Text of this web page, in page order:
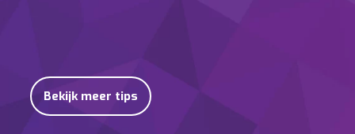
Bekijk meer tips